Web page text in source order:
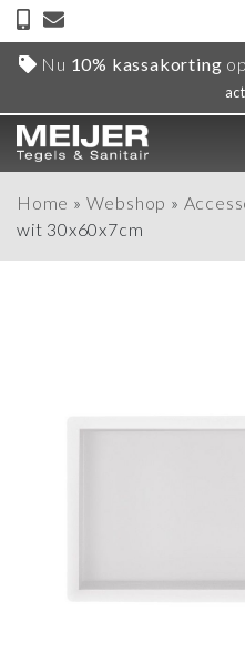
Nu 10% kassakorting
Home » Webshop »
wit 30x60x7cm